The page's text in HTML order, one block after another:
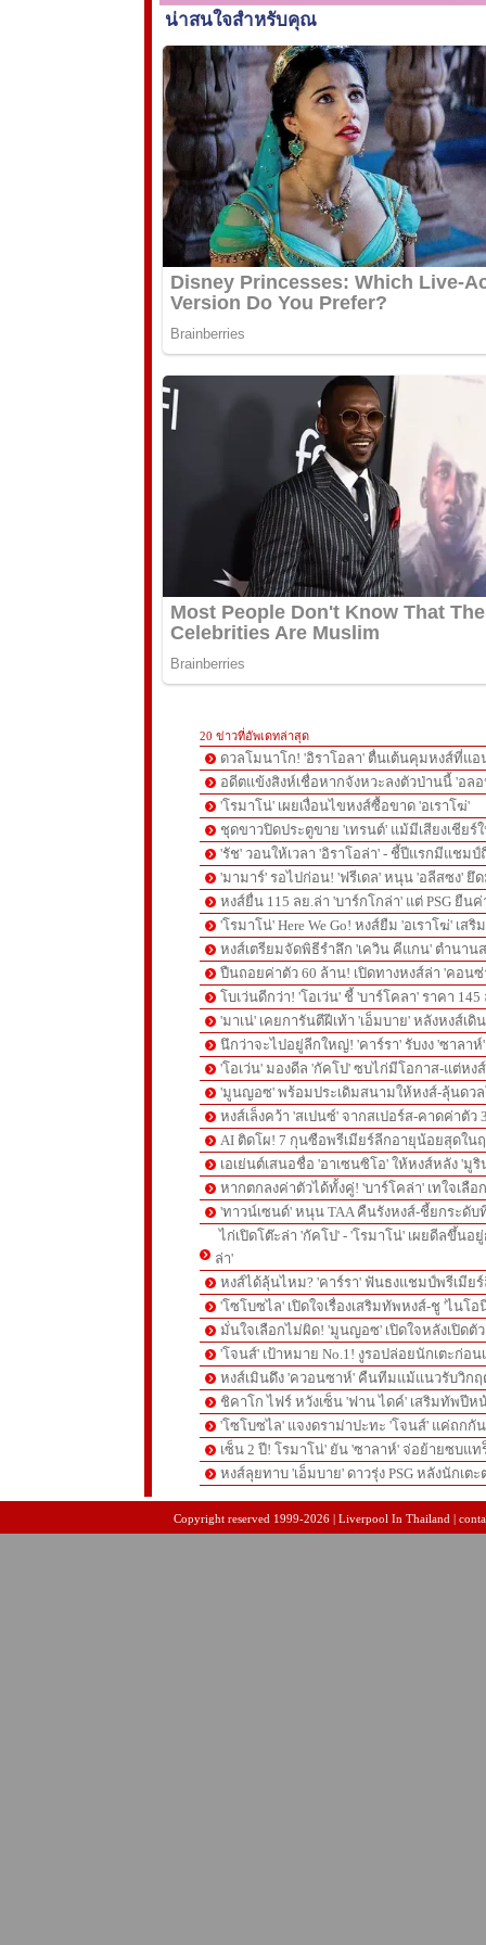
20 ข่าวที่อัพเดทล่าสุด
ดวลโมนาโก! 'อิราโอลา' ตื่นเต้นคุมหงส์ที่แ
อดีตแข้งสิงห์เชื่อหากจังหวะลงตัวป่านนี้ 'อล
'โรมาโน่' เผยเงื่อนไขหงส์ซื้อขาด 'อเราโฆ่'
ชุดขาวปิดประตูขาย 'เทรนต์' แม้มีเสียงเชียร์
'รัช' วอนให้เวลา 'อิราโอล่า' - ชี้ปีแรกมีแชมป์
'มามาร์' รอไปก่อน! 'ฟรีเดล' หนุน 'อลีสซง' ยึ
หงส์ยื่น 115 ลย.ล่า 'บาร์กโกล่า' แต่ PSG ยืนค่
'โรมาโน่' Here We Go! หงส์ยืม 'อเราโฆ่' เสริ
หงส์เตรียมจัดพิธีรำลึก 'เควิน คีแกน' ตำนาน
ปืนถอยค่าตัว 60 ล้าน! เปิดทางหงส์ล่า 'คอนซ่
โบเว่นดีกว่า! 'โอเว่น' ชี้ 'บาร์โคลา' ราคา
'มาเน่' เคยการันตีฝีเท้า 'เอ็มบาย' หลังหงส์เดิ
นึกว่าจะไปอยู่ลีกใหญ่! 'คาร์รา' รับงง 'ซาลา
'โอเว่น' มองดีล 'กัคโป' ซบไก่มีโอกาส-แต่ห
'มูนญอซ' พร้อมประเดิมสนามให้หงส์-ลุ้นดว
หงส์เล็งคว้า 'สเปนซ์' จากสเปอร์ส-คาดค่าตัว
AI ติดโผ! 7 กุนซือพรีเมียร์ลีกอายุน้อยสุดใน
เอเย่นต์เสนอชื่อ 'อาเซนซิโอ' ให้หงส์หลัง 'มู
หากตกลงค่าตัวได้ทั้งคู่! 'บาร์โคล่า' เทใจเลือ
'ทาวน์เซนด์' หนุน TAA คืนรังหงส์-ชี้ยกระดั
ไก่เปิดโต๊ะล่า 'กัคโป' - 'โรมาโน่' เผยดีลขึ้นอ
ล่า'
หงส์ได้ลุ้นไหม? 'คาร์รา' ฟันธงแชมป์พรีเมีย
'โซโบซไล' เปิดใจเรื่องเสริมทัพหงส์-ชู 'ไนโ
มั่นใจเลือกไม่ผิด! 'มูนญอซ' เปิดใจหลังเปิดตั
'โจนส์' เป้าหมาย No.1! งูรอปล่อยนักเตะก่อ
หงส์เมินดึง 'ควอนซาห์' คืนทีมแม้แนวรับวิก
ชิคาโก ไฟร์ หวังเซ็น 'ฟาน ไดค์' เสริมทัพปีห
'โซโบซไล' แจงดราม่าปะทะ 'โจนส์' แค่ถกกั
เซ็น 2 ปี! โรมาโน่' ยัน 'ซาลาห์' จ่อย้ายซบแ
หงส์ลุยทาบ 'เอ็มบาย' ดาวรุ่ง PSG หลังนักเต
Copyright reserved 1999-2026 | Liverpool In Thailand |